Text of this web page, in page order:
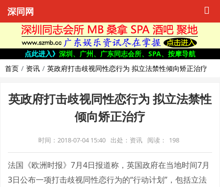
深同网
点此进入》 深圳、广州、广东同志会所、SPA、按摩导航
首页
资讯 英政府打击歧视同性恋行为 拟立法禁性倾向矫正治疗
英政府打击歧视同性恋行为 拟立法禁性
倾向矫正治疗
时间：2018-07-04 15:40 出处：资讯 阅读： 198
法国《欧洲时报》7月4日报道称，英国政府在当地时间7月
3日公布一项打击歧视同性恋行为的“行动计划”，包括立法